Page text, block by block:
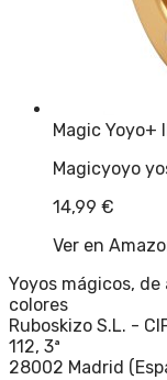
Magic Yoyo+
Magicyoyo
14,99 €
Ver en
Yoyos mágicos,
colores
Ruboskizo S.L. -
112, 3ª
28002 Madrid